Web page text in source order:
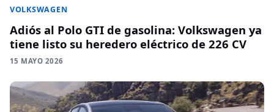
VOLKSWAGEN
Adiós al Polo GTI de gasolina: Volkswagen ya
tiene listo su heredero eléctrico de 226 CV
15 MAYO 2026